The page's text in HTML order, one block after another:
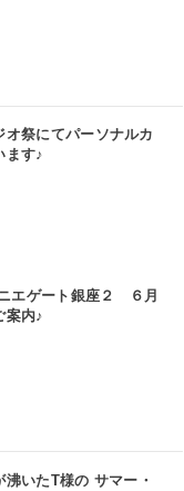
オ祭にてパーソナルカ
ます♪
エゲート銀座２ ６月
案内♪
沸いたT様の サマー・